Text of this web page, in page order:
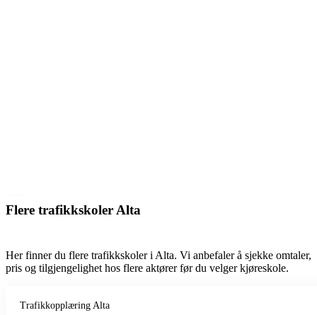
Flere trafikkskoler Alta
Her finner du flere trafikkskoler i Alta. Vi anbefaler å sjekke omtaler,
pris og tilgjengelighet hos flere aktører før du velger kjøreskole.
Trafikkopplæring Alta